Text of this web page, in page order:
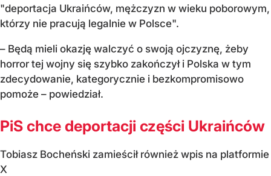
"deportacja Ukraińców, mężczyzn w wieku poborowym,
którzy nie pracują legalnie w Polsce".
– Będą mieli okazję walczyć o swoją ojczyznę, żeby
horror tej wojny się szybko zakończył i Polska w tym
zdecydowanie, kategorycznie i bezkompromisowo
pomoże – powiedział.
PiS chce deportacji części Ukraińców
Tobiasz Bocheński zamieścił również wpis na platformie
X